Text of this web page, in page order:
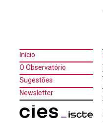
Início
O Observatório
Sugestões
Newsletter